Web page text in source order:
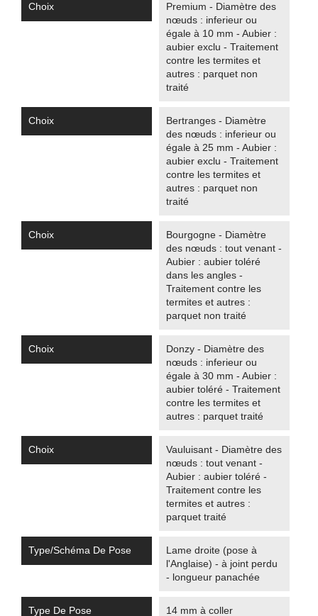
Choix
Premium - Diamètre des
nœuds : inferieur ou
égale à 10 mm - Aubier :
aubier exclu - Traitement
contre les termites et
autres : parquet non
traité
Choix
Bertranges - Diamètre
des nœuds : inferieur ou
égale à 25 mm - Aubier :
aubier exclu - Traitement
contre les termites et
autres : parquet non
traité
Choix
Bourgogne - Diamètre
des nœuds : tout venant -
Aubier : aubier toléré
dans les angles -
Traitement contre les
termites et autres :
parquet non traité
Choix
Donzy - Diamètre des
nœuds : inferieur ou
égale à 30 mm - Aubier :
aubier toléré - Traitement
contre les termites et
autres : parquet traité
Choix
Vauluisant - Diamètre des
nœuds : tout venant -
Aubier : aubier toléré -
Traitement contre les
termites et autres :
parquet traité
Type/Schéma De Pose
Lame droite (pose à
l'Anglaise) - à joint perdu
- longueur panachée
Type De Pose
14 mm à coller